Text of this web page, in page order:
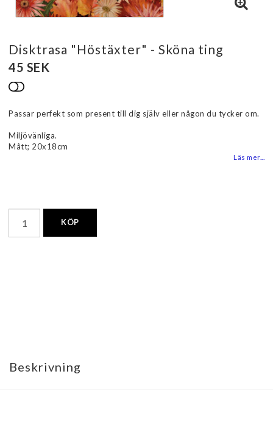
Disktrasa "Höstäxter" - Sköna ting
45 SEK
Lägg till i favoritlistan
Passar perfekt som present till dig själv eller någon du tycker om.
Miljövänliga.
Mått; 20x18cm
Läs mer...
KÖP
Beskrivning